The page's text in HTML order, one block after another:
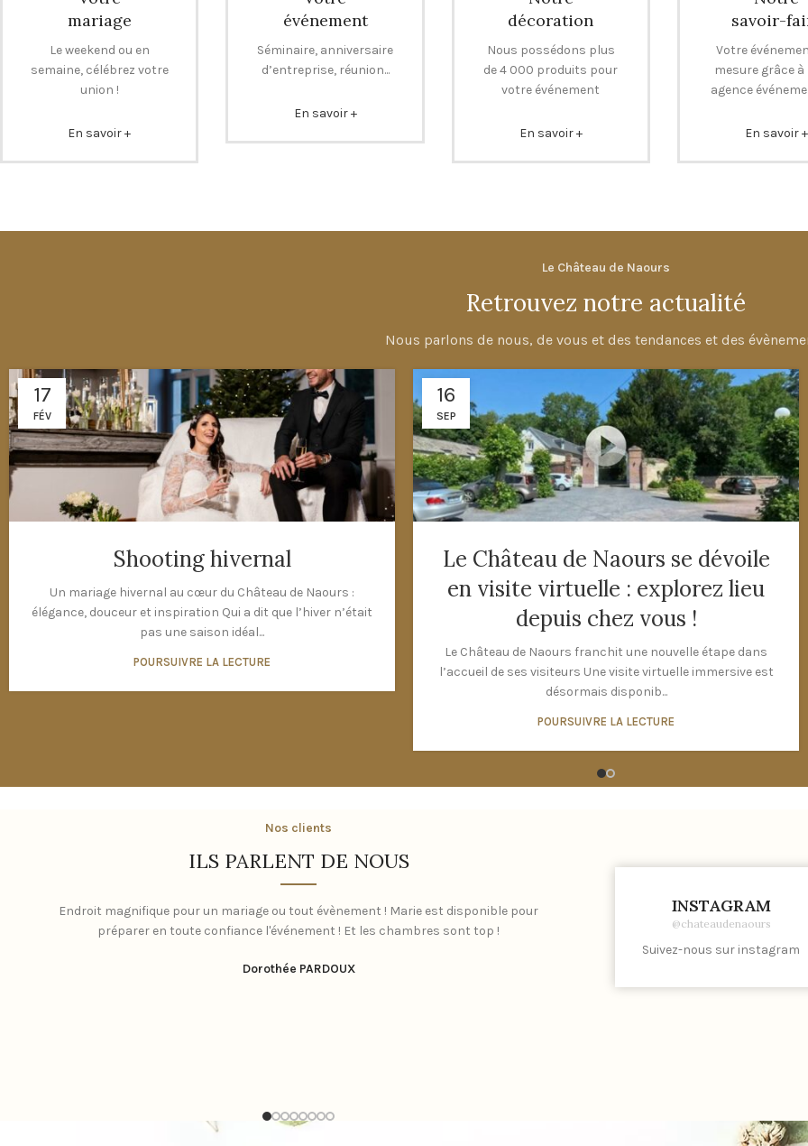
mariage
Le weekend ou en
semaine, célébrez votre
union !
En savoir +
événement
Séminaire, anniversaire
d’entreprise, réunion...
En savoir +
décoration
Nous possédons plus
de 4 000 produits pour
votre événement
En savoir +
savoir-
Votre
mesure grâce
agence
En savoir +
Le Château de Naours
Retrouvez notre actualité
Nous parlons de nous, de vous et des tendances et des
17
FÉV
Shooting hivernal
Un mariage hivernal au cœur du Château de Naours :
élégance, douceur et inspiration Qui a dit que l’hiver n’était
pas une saison idéal...
POURSUIVRE LA LECTURE
16
SEP
Le Château de Naours se dévoile
en visite virtuelle : explorez lieu
depuis chez vous !
Le Château de Naours franchit une nouvelle étape dans
l’accueil de ses visiteurs Une visite virtuelle immersive est
désormais disponib...
POURSUIVRE LA LECTURE
Nos clients
ILS PARLENT DE NOUS
Endroit magnifique pour un mariage ou tout évènement ! Marie est disponible pour
préparer en toute confiance l'événement ! Et les chambres sont top !
Dorothée PARDOUX
J'ai photographié un mariage au
!! Un beau jardin pour les photos de
eu lieu et une
INSTAGRAM
@chateaudenaours
Suivez-nous sur instagram